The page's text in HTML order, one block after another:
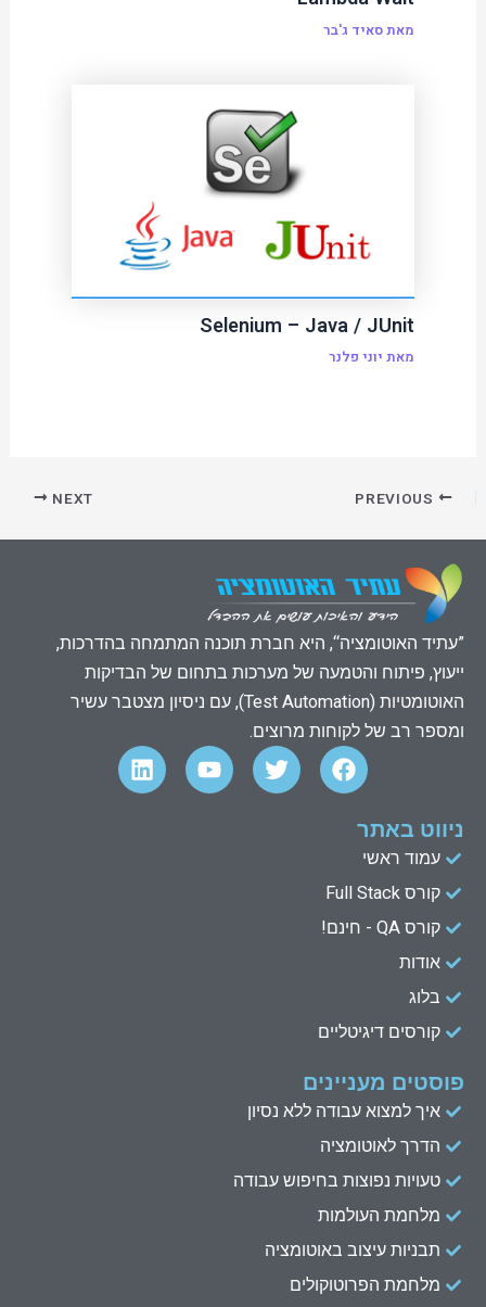
מאתסאיד ג'בר
Selenium – Java / JUnit
מאת יוני פלנר
NEXT
”עתיד האוטומציה“, היא חברת תוכנה המתמחה בהדרכות,
ייעוץ, פיתוח והטמעה של מערכות בתחום של הבדיקות
האוטומטיות (Test Automation), עם ניסיון מצטבר עשיר
ומספר רב של לקוחות מרוצים.
F
a
c
o
k
T
w
i
Y
o
u
L
i
n
ניווט באתר
עמוד ראשי
קורס Full Stack
קורס QA - חינם!
אודות
בלוג
קורסים דיגיטליים
פוסטים מעניינים
איך למצוא עבודה ללא נסיון
הדרך לאוטומציה
טעויות נפוצות בחיפוש עבודה
מלחמת העולמות
תבניות עיצוב באוטומציה
מלחמת הפרוטוקולים